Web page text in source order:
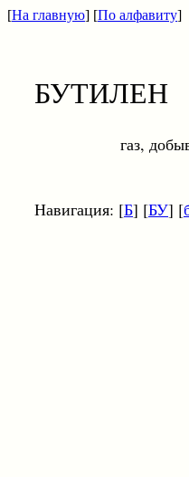
[На главную] [По алфавиту]
БУТИЛЕН
газ, добываемый
Навигация: [Б] [БУ] [